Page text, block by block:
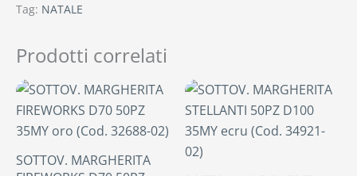
Tag: NATALE
Prodotti correlati
SOTTOV. MARGHERITA